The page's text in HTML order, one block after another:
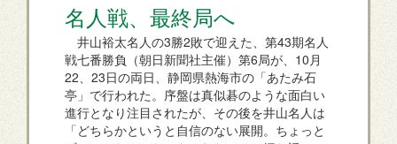
名人戦、最終局へ
井山裕太名人の3勝2敗で迎えた、第43期名人
戦七番勝負（朝日新聞社主催）第6局が、10月
22、23日の両日、静岡県熱海市の「あたみ石
亭」で行われた。序盤は真似碁のような面白い
進行となり注目されたが、その後を井山名人は
「どちらかというと自信のない展開。ちょっと